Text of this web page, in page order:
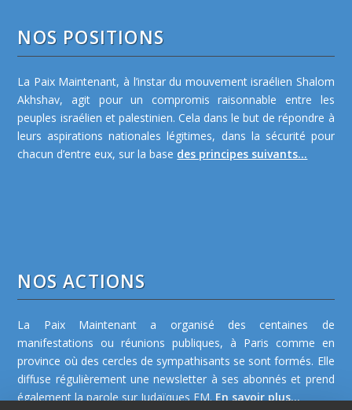
NOS POSITIONS
La Paix Maintenant, à l’instar du mouvement israélien Shalom
Akhshav, agit pour un compromis raisonnable entre les
peuples israélien et palestinien. Cela dans le but de répondre à
leurs aspirations nationales légitimes, dans la sécurité pour
chacun d’entre eux, sur la base des principes suivants...
NOS ACTIONS
La Paix Maintenant a organisé des centaines de
manifestations ou réunions publiques, à Paris comme en
province où des cercles de sympathisants se sont formés. Elle
diffuse régulièrement une newsletter à ses abonnés et prend
également la parole sur Judaïques FM. En savoir plus...